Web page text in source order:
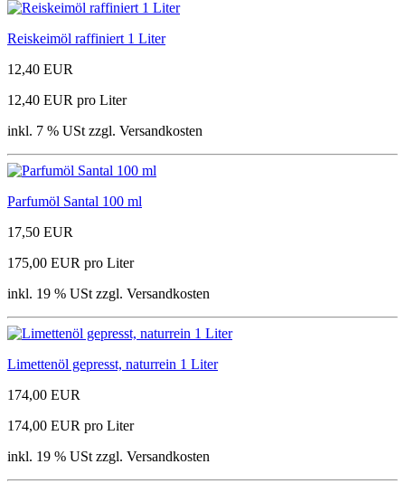
Reiskeimöl raffiniert 1 Liter
12,40 EUR
12,40 EUR pro Liter
inkl. 7 % USt zzgl. Versandkosten
Parfumöl Santal 100 ml
17,50 EUR
175,00 EUR pro Liter
inkl. 19 % USt zzgl. Versandkosten
Limettenöl gepresst, naturrein 1 Liter
174,00 EUR
174,00 EUR pro Liter
inkl. 19 % USt zzgl. Versandkosten